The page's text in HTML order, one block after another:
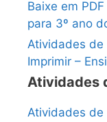
Baixe em
para 3º ano
Atividades de
Imprimir –
Atividades
Atividades de